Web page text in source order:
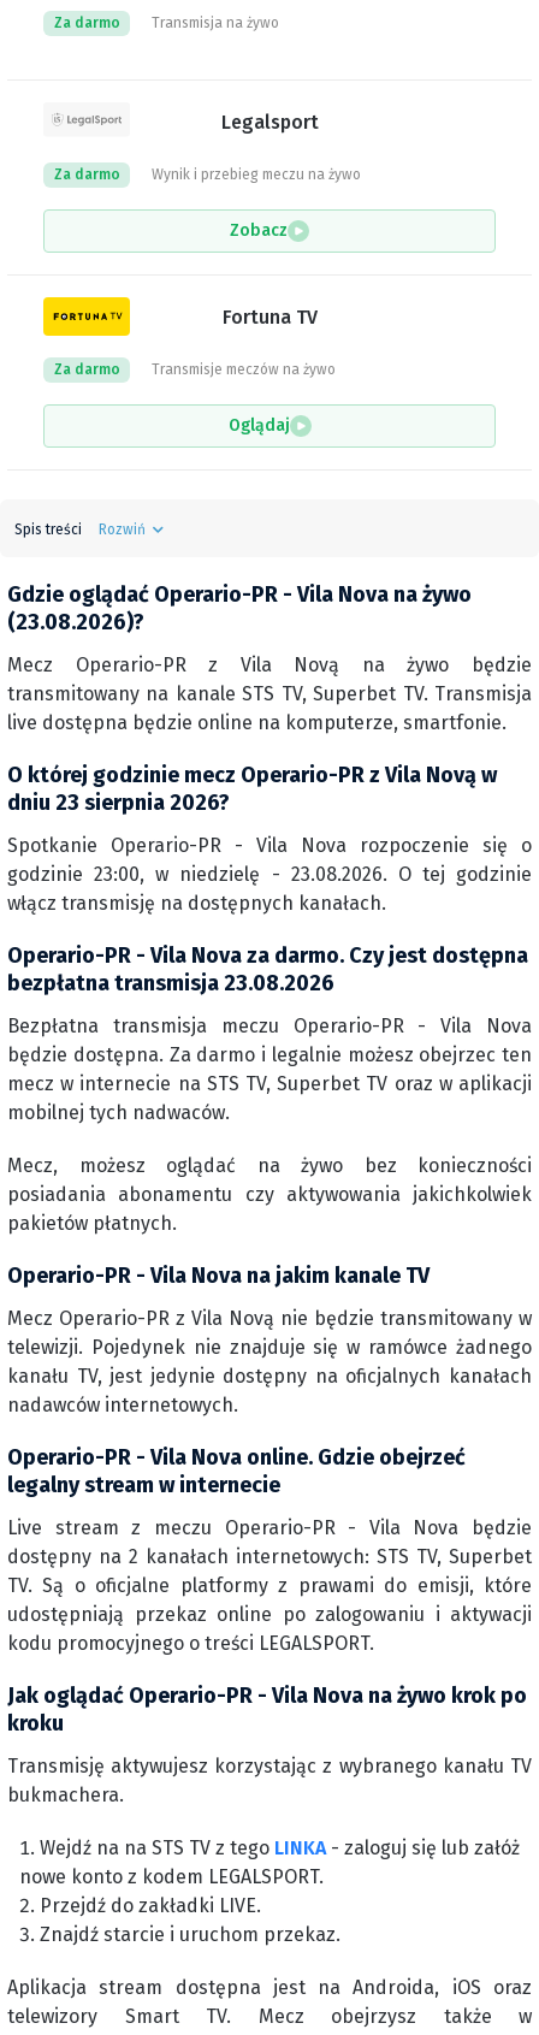
Transmisja na żywo
Za darmo
Legalsport
Wynik i przebieg meczu na żywo
Za darmo
Zobacz
Fortuna TV
Transmisje meczów na żywo
Za darmo
Oglądaj
Spis treści Rozwiń
Gdzie oglądać Operario-PR - Vila Nova na żywo
(23.08.2026)?
Mecz Operario-PR z Vila Novą na żywo będzie
transmitowany na kanale STS TV, Superbet TV. Transmisja
live dostępna będzie online na komputerze, smartfonie.
O której godzinie mecz Operario-PR z Vila Novą w
dniu 23 sierpnia 2026?
Spotkanie Operario-PR - Vila Nova rozpoczenie się o
godzinie 23:00, w niedzielę - 23.08.2026. O tej godzinie
włącz transmisję na dostępnych kanałach.
Operario-PR - Vila Nova za darmo. Czy jest dostępna
bezpłatna transmisja 23.08.2026
Bezpłatna transmisja meczu Operario-PR - Vila Nova
będzie dostępna. Za darmo i legalnie możesz obejrzec ten
mecz w internecie na STS TV, Superbet TV oraz w aplikacji
mobilnej tych nadwaców.
Mecz, możesz oglądać na żywo bez konieczności
posiadania abonamentu czy aktywowania jakichkolwiek
pakietów płatnych.
Operario-PR - Vila Nova na jakim kanale TV
Mecz Operario-PR z Vila Novą nie będzie transmitowany w
telewizji. Pojedynek nie znajduje się w ramówce żadnego
kanału TV, jest jedynie dostępny na oficjalnych kanałach
nadawców internetowych.
Operario-PR - Vila Nova online. Gdzie obejrzeć
legalny stream w internecie
Live stream z meczu Operario-PR - Vila Nova będzie
dostępny na 2 kanałach internetowych: STS TV, Superbet
TV. Są o oficjalne platformy z prawami do emisji, które
udostępniają przekaz online po zalogowaniu i aktywacji
kodu promocyjnego o treści LEGALSPORT.
Jak oglądać Operario-PR - Vila Nova na żywo krok po
kroku
Transmisję aktywujesz korzystając z wybranego kanału TV
bukmachera.
Wejdź na na STS TV z tego LINKA- zaloguj się lub załóż
nowe konto z kodem LEGALSPORT.
Przejdź do zakładki LIVE.
Znajdź starcie i uruchom przekaz.
Aplikacja stream dostępna jest na Androida, iOS oraz
telewizory Smart TV. Mecz obejrzysz także w